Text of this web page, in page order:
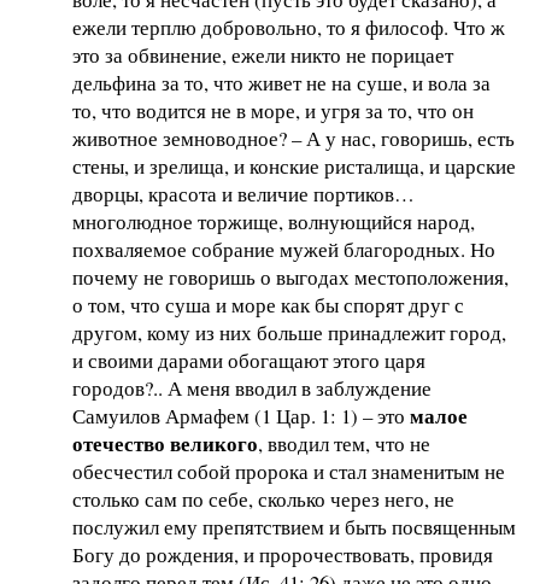
ежели терплю добровольно, то я философ. Что ж
это за обвинение, ежели никто не порицает
дельфина за то, что живет не на суше, и вола за
то, что водится не в море, и угря за то, что он
животное земноводное? – А у нас, говоришь, есть
стены, и зрелища, и конские ристалища, и царские
дворцы, красота и величие портиков…
многолюдное торжище, волнующийся народ,
похваляемое собрание мужей благородных. Но
почему не говоришь о выгодах местоположения,
о том, что суша и море как бы спорят друг с
другом, кому из них больше принадлежит город,
и своими дарами обогащают этого царя
городов?.. А меня вводил в заблуждение
Самуилов Армафем (1 Цар. 1: 1) – это малое
отечество великого, вводил тем, что не
обесчестил собой пророка и стал знаменитым не
столько сам по себе, сколько через него, не
послужил ему препятствием и быть посвященным
Богу до рождения, и пророчествовать, провидя